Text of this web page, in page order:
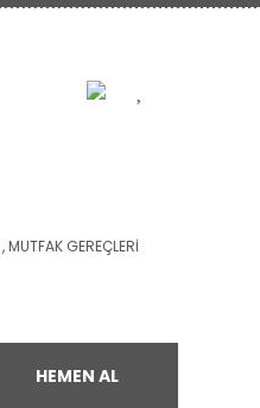
,MUTFAK GEREÇLERİ
HEMEN AL